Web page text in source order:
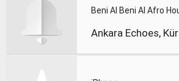
Beni Al Beni Al Afro